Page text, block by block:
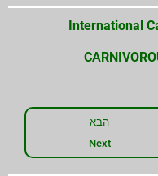
International
הבא
Next